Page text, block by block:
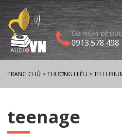
GỌI NGAY ĐỂ
0913 578 498
TRANG CHỦ >THƯƠNG HIỆU >
teenage